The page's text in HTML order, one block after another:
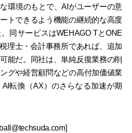
環境のもとで、AIがユーザーの意
トできるよう機能の継続的な高度
同サービスはWEHAGO TとONE
理士・会計事務所であれば、追加
能だ。同社は、単純反復業務の削
グや経営顧問などの高付加価値業
転換（AX）のさらなる加速が期